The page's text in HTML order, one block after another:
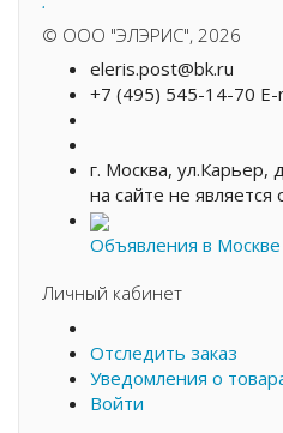
© ООО "ЭЛЭРИС", 2026
eleris.post@bk.ru
+7 (495) 545-14-70 E-
г. Москва, ул.Карьер,
на сайте не является
Объявления в Москве
Личный кабинет
Отследить заказ
Уведомления о
Войти